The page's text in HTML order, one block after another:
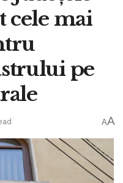
cele mai
pe
AA